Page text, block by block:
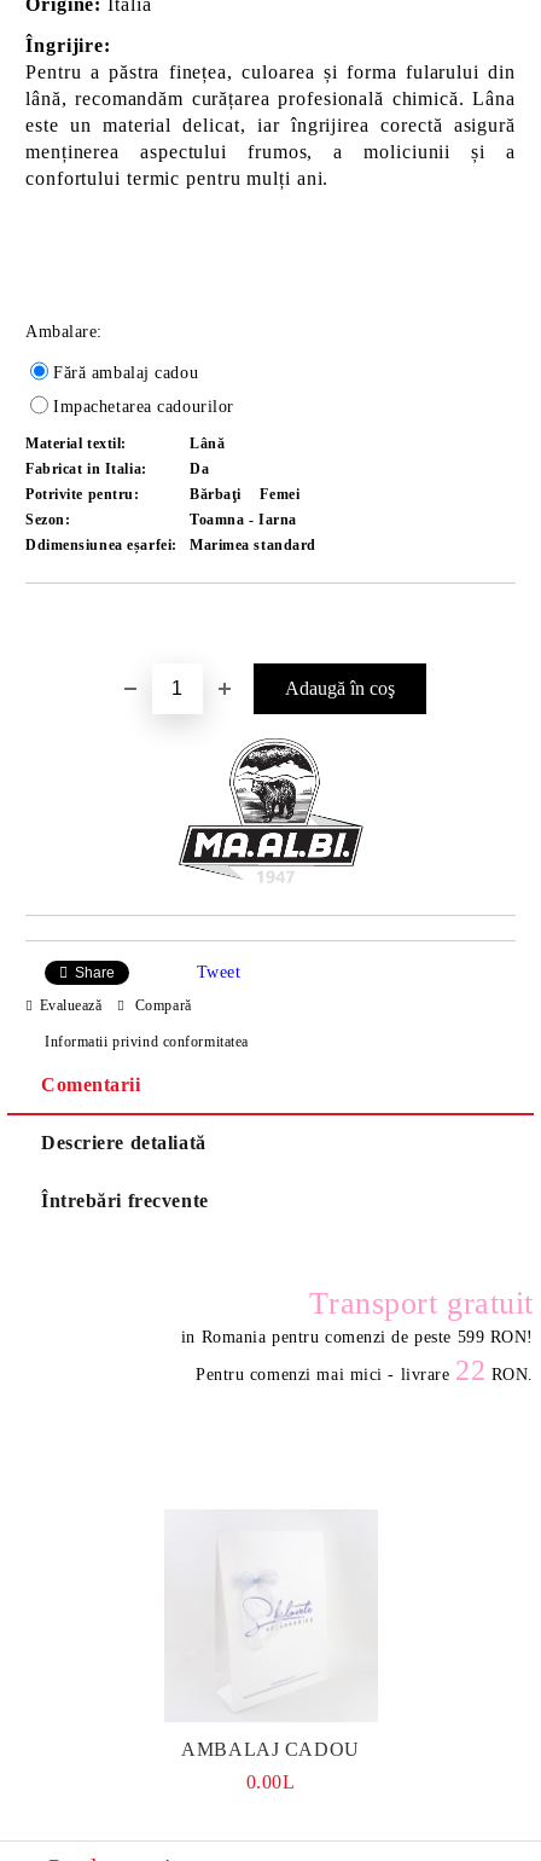
Origine: Italia
Îngrijire:
Pentru a păstra finețea, culoarea și forma fularului din
lână, recomandăm curățarea profesională chimică. Lâna
este un material delicat, iar îngrijirea corectă asigură
menținerea aspectului frumos, a moliciunii și a
confortului termic pentru mulți ani.
Ambalare:
Fără ambalaj cadou
Impachetarea cadourilor
Material textil:
Lână
Fabricat in Italia:
Da
Potrivite pentru:
Bărbaţi
Femei
Sezon:
Toamna - Iarna
Ddimensiunea eșarfei:
Marimea standard
Share Tweet
Evaluează Compară
Informatii privind conformitatea
Comentarii
Descriere detaliată
Întrebări frecvente
Transport gratuit
in Romania pentru comenzi de peste 599 RON!
Pentru comenzi mai mici - livrare 22 RON.
AMBALAJ CADOU
0.00L